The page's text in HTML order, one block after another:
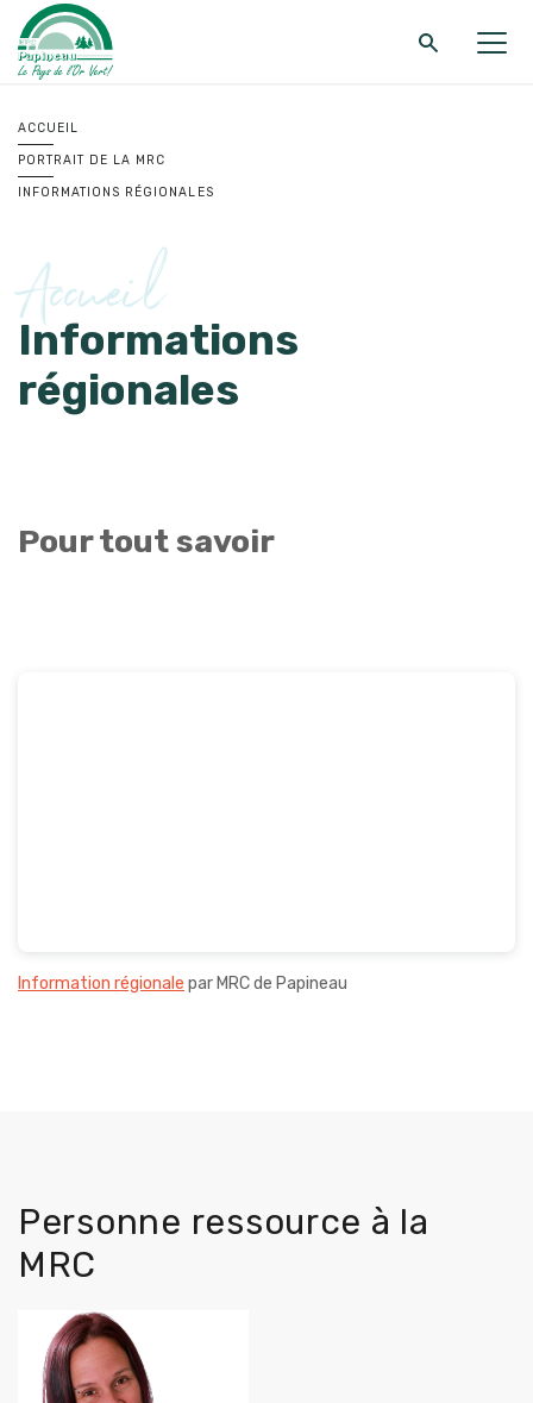
MRC DE PAPINEAU
SERVICES
FONDS ET PROGRAMMES
ACCUEIL
PORTRAIT DE LA MRC
INFORMATIONS RÉGIONALES
Accueil
Informations
régionales
Pour tout savoir
Information régionale par MRC de Papineau
Personne ressource à la
MRC